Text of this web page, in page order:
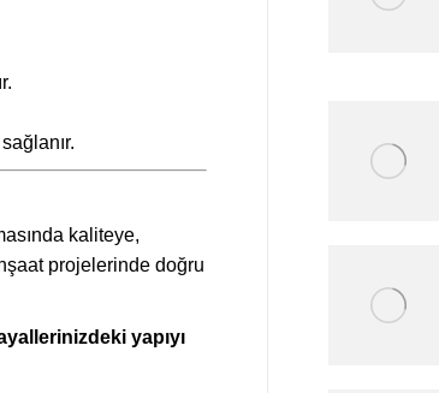
kaliteye,
projelerinde doğru
yapıyı